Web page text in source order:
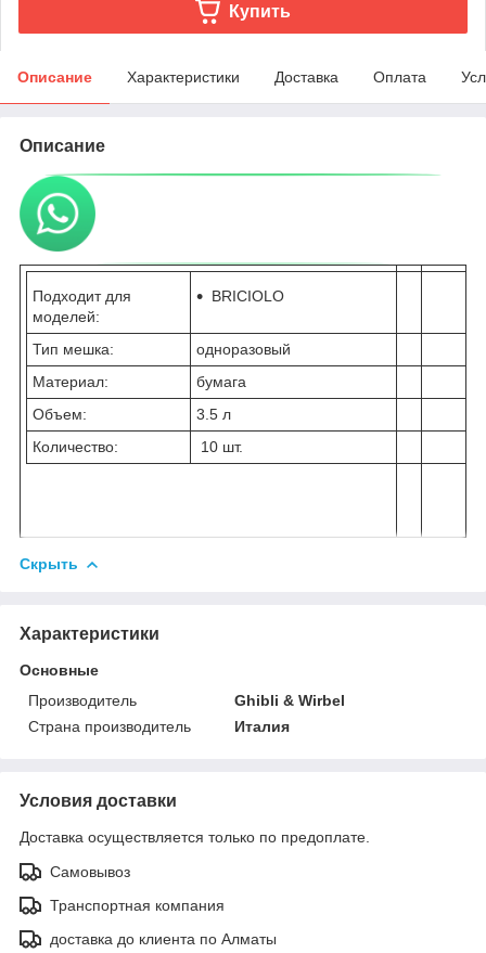
Купить
Описание Характеристики Доставка Оплата
Описание
Подходит для
моделей:
BRICIOLO
Тип мешка:
одноразовый
Материал:
бумага
Объем:
3.5 л
Количество:
10 шт.
Скрыть
Характеристики
Основные
Производитель
Ghibli & Wirbel
Страна производитель
Италия
Условия доставки
Доставка осуществляется только по предоплате.
Самовывоз
Транспортная компания
доставка до клиента по Алматы